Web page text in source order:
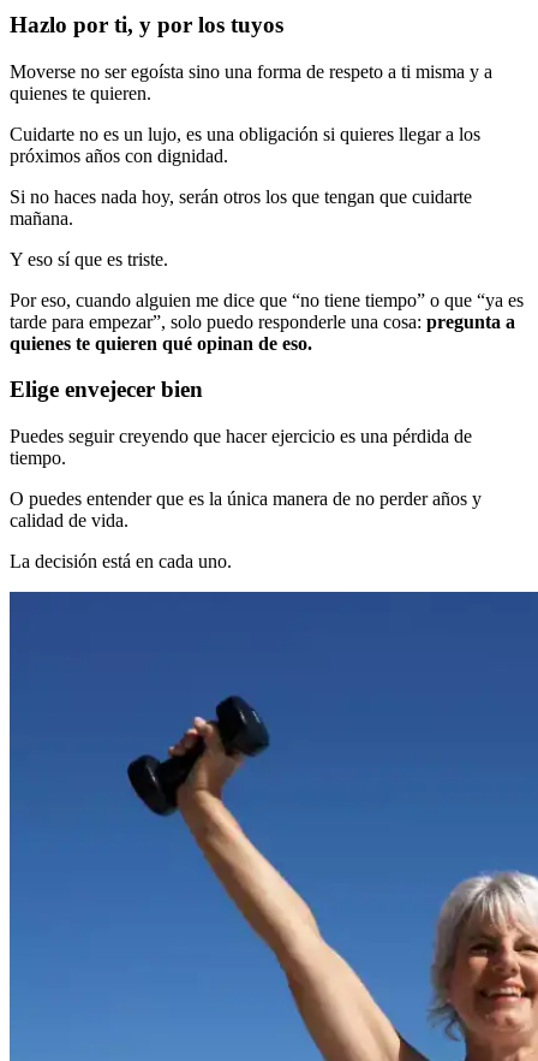
Hazlo por ti, y por los tuyos
Moverse no ser egoísta sino una forma de respeto a ti misma y a
quienes te quieren.
Cuidarte no es un lujo, es una obligación si quieres llegar a los
próximos años con dignidad.
Si no haces nada hoy, serán otros los que tengan que cuidarte
mañana.
Y eso sí que es triste.
Por eso, cuando alguien me dice que “no tiene tiempo” o que “ya es
tarde para empezar”, solo puedo responderle una cosa: pregunta a
quienes te quieren qué opinan de eso.
Elige envejecer bien
Puedes seguir creyendo que hacer ejercicio es una pérdida de
tiempo.
O puedes entender que es la única manera de no perder años y
calidad de vida.
La decisión está en cada uno.